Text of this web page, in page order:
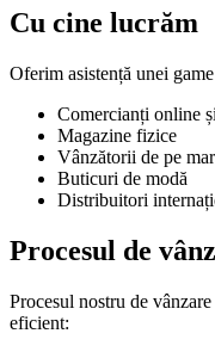
Cu cine lucrăm
Oferim asistență unei
Comercianți online
Magazine fizice
Vânzătorii de pe
Buticuri de modă
Distribuitori
Procesul de
Procesul nostru de
eficient: